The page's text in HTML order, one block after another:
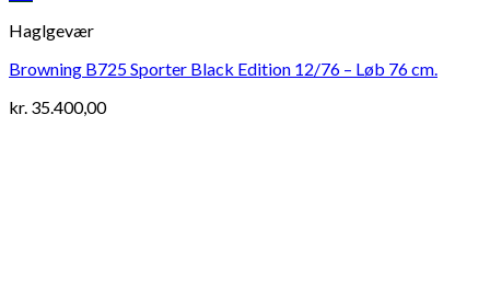
Haglgevær
Browning B725 Sporter Black Edition 12/76 – Løb 76 cm.
kr. 35.400,00